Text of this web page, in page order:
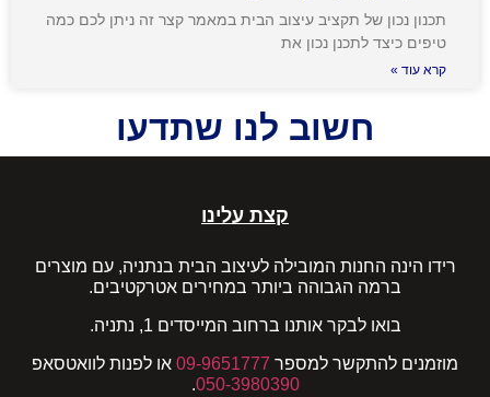
תכנון נכון של תקציב עיצוב הבית במאמר קצר זה ניתן לכם כמה
טיפים כיצד לתכנן נכון את
קרא עוד »
חשוב לנו שתדעו
קצת עלינו
רידו הינה החנות המובילה לעיצוב הבית בנתניה, עם מוצרים
ברמה הגבוהה ביותר במחירים אטרקטיבים.
בואו לבקר אותנו ברחוב המייסדים 1, נתניה.
מוזמנים להתקשר למספר 09-9651777 או לפנות לוואטסאפ
050-3980390
.